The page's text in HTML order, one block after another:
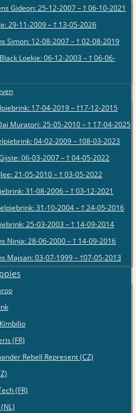
Gideon: 25-12-2007 – † 06-10-2021
29-11-2009 – † 13-05-2026
Simon: 12-08-2007 – † 02-08-2019
Loekie: 06-12-2003 – † 06-06-
17-04-2019 – †17-12-2015
Muratori: 25-05-2010 – † 17-04-2025
04-02-2009 – †08-03-2023
06-03-2007 – † 04-05-2022
21-05-2010 – † 03-05-2022
31-08-2006 – † 03-12-2021
31-10-2004 – † 24-05-2016
25-03-2003 – † 14-09-2014
Ninja: 28-06-2000 – † 14-09-2016
Majsan: 03-07-1999 – †07-05-2013
(FR)
Rebell Represent (CZ)
(FR)